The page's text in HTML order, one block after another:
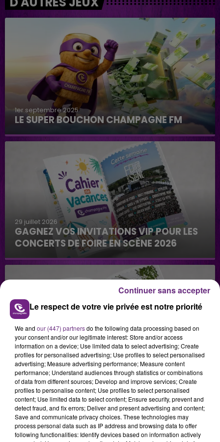
1er septembre 2025
LE SUPER BOUCHON CHAMPAGNE FM
29 juillet 2026
GAGNEZ VOS INVITATIONS VIP POUR LES
CONCERTS DE FOIRE EN SCÈNE 2026
29 juillet 2026
GAGNEZ VOTRE SÉJOUR AU CENTER
PARCS DU LAC D’AILETTE AVEC
CHAMPAGNE FM
LES PODCASTS
Le respect de votre vie privée est notre priorité
We and our (447) partnersdo the following data processing based on
your consent and/or our legitimate interest: Store and/or access
information on a device; Use limited data to select advertising; Create
profiles for personalised advertising; Use profiles to select personalised
advertising; Measure advertising performance; Measure content
performance; Understand audiences through statistics or combinations
of data from different sources; Develop and improve services; Create
profiles to personalise content; Use profiles to select personalised
content; Use limited data to select content; Ensure security, prevent and
detect fraud, and fix errors; Deliver and present advertising and content;
Save and communicate privacy choices. These technologies may
process personal data such as IP address and browsing data to offer
following functionalities: Identify devices based on information actively
Continuer sans accepter